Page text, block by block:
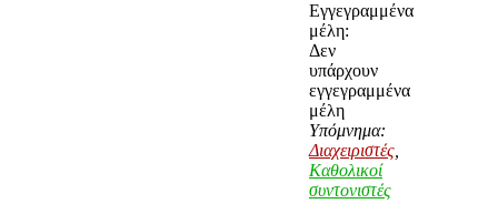
Εγγεγραμμένα
μέλη:
Δεν
υπάρχουν
εγγεγραμμένα
μέλη
Υπόμνημα:
Διαχειριστές
Καθολικοί
συντονιστές